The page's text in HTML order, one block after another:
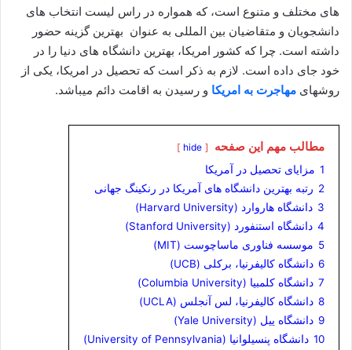
های مختلف و متنوع است، که همواره در راس لیست انتخاب های
دانشجویان و متقاضیان بین المللی به عنوان بهترین گزینه حضور
داشته است. چرا که کشور امریکا، بهترین دانشگاه های دنیا را در
خود جای داده است. لازم به ذکر است که تحصیل در امریکا، یکی از
روشهای مهاجرت به امریکا و رسیدن به اقامت دائم میباشد.
مطالب مهم این صفحه hide
1 مزایای تحصیل در آمریکا
2 رتبه بهترین دانشگاه های آمریکا در رنکینگ جهانی
3 دانشگاه هاروارد (Harvard University)
4 دانشگاه استنفورد (Stanford University)
5 موسسه فناوری ماساچوست (MIT)
6 دانشگاه کالیفرنیا، برکلی (UCB)
7 دانشگاه کلمبیا (Columbia University)
8 دانشگاه کالیفرنیا، لس آنجلس (UCLA)
9 دانشگاه ییل (Yale University)
10 دانشگاه پنسیلوانیا (University of Pennsylvania)